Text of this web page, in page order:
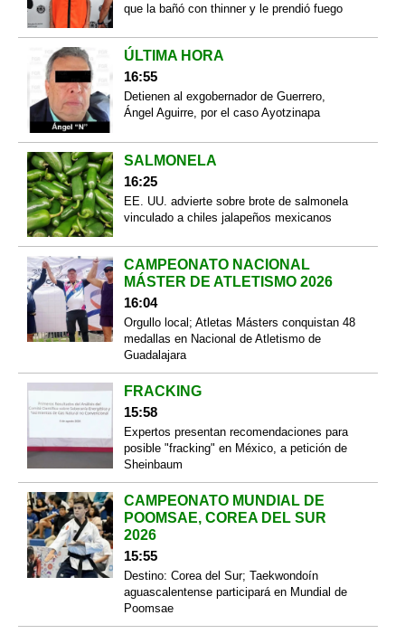
que la bañó con thinner y le prendió fuego
ÚLTIMA HORA
16:55
Detienen al exgobernador de Guerrero,
Ángel Aguirre, por el caso Ayotzinapa
SALMONELA
16:25
EE. UU. advierte sobre brote de salmonela
vinculado a chiles jalapeños mexicanos
CAMPEONATO NACIONAL
MÁSTER DE ATLETISMO 2026
16:04
Orgullo local; Atletas Másters conquistan 48
medallas en Nacional de Atletismo de
Guadalajara
FRACKING
15:58
Expertos presentan recomendaciones para
posible "fracking" en México, a petición de
Sheinbaum
CAMPEONATO MUNDIAL DE
POOMSAE, COREA DEL SUR
2026
15:55
Destino: Corea del Sur; Taekwondoín
aguascalentense participará en Mundial de
Poomsae